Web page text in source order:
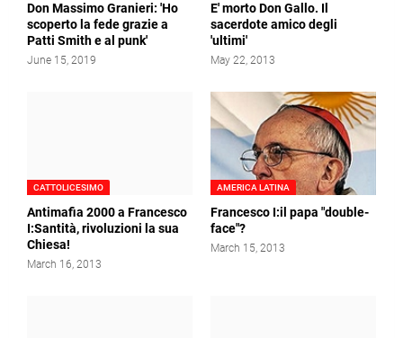
Don Massimo Granieri: 'Ho
scoperto la fede grazie a
Patti Smith e al punk'
June 15, 2019
E' morto Don Gallo. Il
sacerdote amico degli
'ultimi'
May 22, 2013
CATTOLICESIMO
Antimafia 2000 a Francesco
I:Santità, rivoluzioni la sua
Chiesa!
March 16, 2013
AMERICA LATINA
Francesco I:il papa "double-
face"?
March 15, 2013